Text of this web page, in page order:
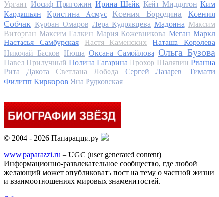
Ургант Иосиф Пригожин Ирина Шейк Кейт Миддлтон Ким
Кардашьян
Кристина Асмус Ксения Бородина
Ксения
Собчак Курбан Омаров Лера Кудрявцева Мадонна Максим
Виторган Максим Галкин Мария Кожевникова Меган Маркл
Настасья Самбурская
Настя Каменских
Наташа Королева
Николай Басков Нюша Оксана Самойлова Ольга Бузова
Павел Прилучный Полина Гагарина Прохор Шаляпин Рианна
Рита Дакота
Светлана Лобода Сергей Лазарев
Тимати
Филипп Киркоров Яна Рудковская
© 2004 - 2026 Папарацци.ру
www.paparazzi.ru – UGC (user generated content)
Информационно-развлекательное сообщество, где любой
желающий может опубликовать пост на тему о частной жизни
и взаимоотношениях мировых знаменитостей.